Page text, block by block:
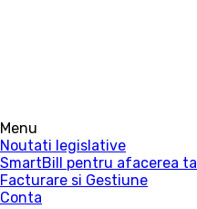
Menu
Noutati legislative
SmartBill pentru afacerea ta
Facturare si Gestiune
Conta